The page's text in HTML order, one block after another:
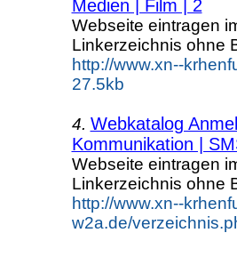
Medien | Film | 2
Webseite eintragen
Linkerzeichnis ohne
http://www.xn--
27.5kb
4. Webkatalog
Kommunikation |
Webseite eintragen
Linkerzeichnis ohne
http://www.xn--
w2a.de/